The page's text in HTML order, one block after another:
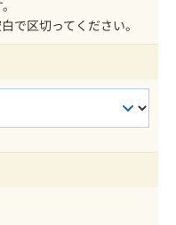
で区切ってください。